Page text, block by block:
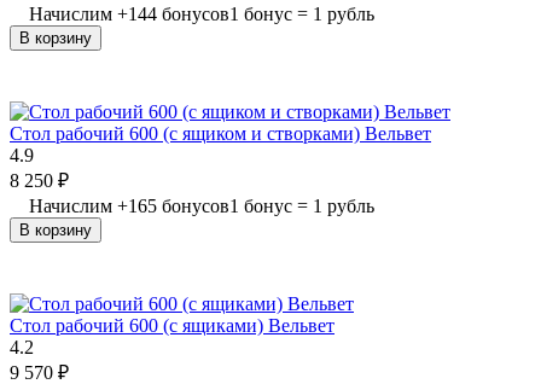
Начислим +144 бонусов1 бонус = 1 рубль
В корзину
Стол рабочий 600 (с ящиком и створками) Вельвет
4.9
8 250 ₽
Начислим +165 бонусов1 бонус = 1 рубль
В корзину
Стол рабочий 600 (с ящиками) Вельвет
4.2
9 570 ₽